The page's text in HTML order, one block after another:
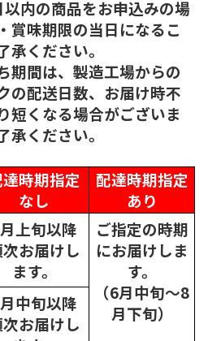
内の商品をお申込みの場
賞味期限の当日になるこ
承ください。
期間は、製造工場からの
の配送日数、お届け時不
短くなる場合がございま
ください。
時期指定
なし
配達時期指定
あり
上旬以降
お届けし
ます。
ご指定の時期
にお届けしま
す。
（6月中旬～8
月下旬）
中旬以降
お届けし